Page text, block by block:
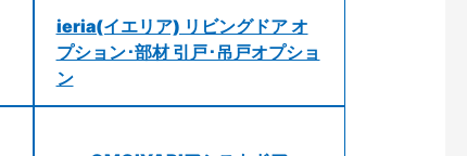
ieria(イエリア) リビングドア オ
プション･部材 引戸･吊戸オプショ
ン